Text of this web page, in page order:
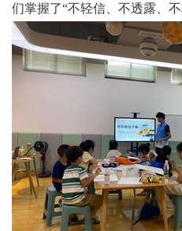
天
府
法
制
天
府
社
们掌握了“不轻信、不透露、